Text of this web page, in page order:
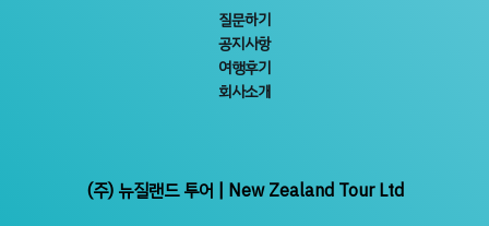
(주) 뉴질랜드 투어 | New Zealand Tour Ltd
질문하기
공지사항
여행후기
회사소개